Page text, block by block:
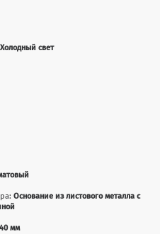
Холодный свет
Основание из листового металла с
мм